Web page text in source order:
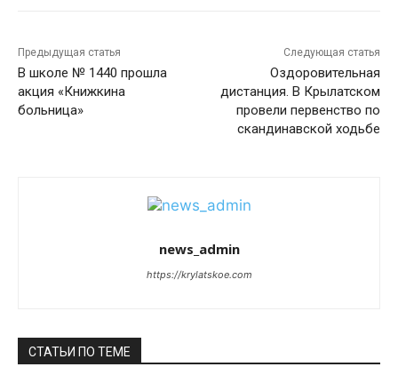
Предыдущая статья
В школе № 1440 прошла
акция «Книжкина
больница»
Следующая статья
Оздоровительная
дистанция. В Крылатском
провели первенство по
скандинавской ходьбе
news_admin
https://krylatskoe.com
СТАТЬИ ПО ТЕМЕ